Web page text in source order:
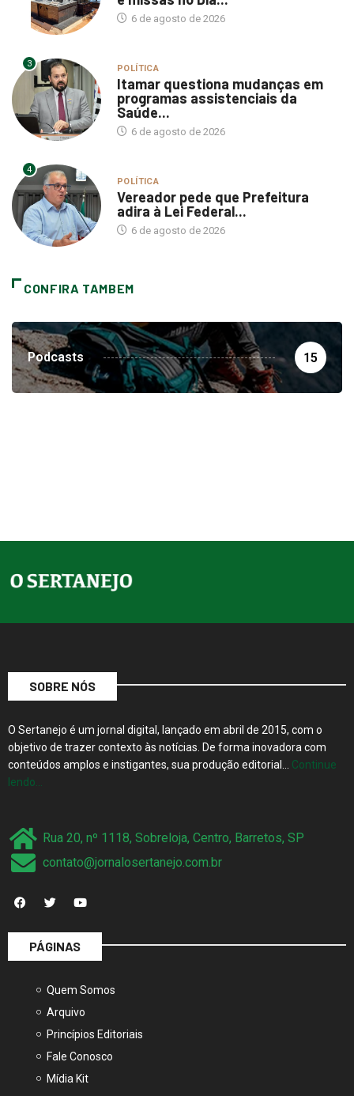
6 de agosto de 2026
3 POLÍTICA
Itamar questiona mudanças em
programas assistenciais da
Saúde...
6 de agosto de 2026
4
POLÍTICA
Vereador pede que Prefeitura
adira à Lei Federal...
6 de agosto de 2026
CONFIRA TAMBEM
Podcasts 15
SOBRE NÓS
O Sertanejo é um jornal digital, lançado em abril de 2015, com o
objetivo de trazer contexto às notícias. De forma inovadora com
conteúdos amplos e instigantes, sua produção editorial… Continue
lendo…
Rua 20, nº 1118, Sobreloja, Centro, Barretos, SP
contato@jornalosertanejo.com.br
PÁGINAS
Quem Somos
Arquivo
Princípios Editoriais
Fale Conosco
Mídia Kit